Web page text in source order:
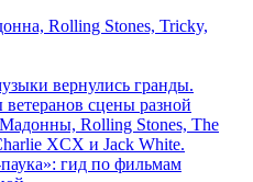
Rolling Stones, Tricky,
вернулись гранды.
сцены разной
Rolling Stones, The
XCX и Jack White.
гид по фильмам